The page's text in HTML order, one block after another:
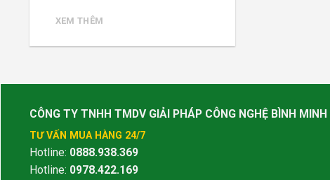
XEM THÊM
CÔNG TY TNHH TMDV GIẢI PHÁP CÔNG NGHỆ BÌNH MINH
TƯ VẤN MUA HÀNG 24/7
Hotline: 0888.938.369
Hotline: 0978.422.169